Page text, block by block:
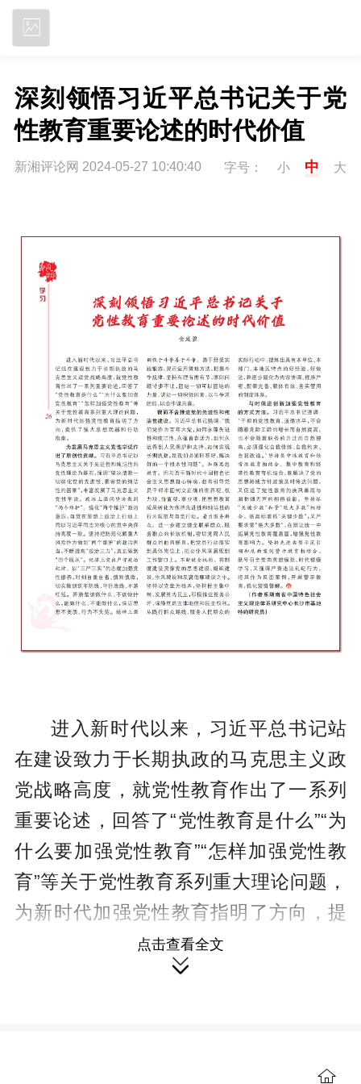
深刻领悟习近平总书记关于党
性教育重要论述的时代价值
新湘评论网 2024-05-27 10:40:40 字号： 小 中 大
进入新时代以来，习近平总书记站
在建设致力于长期执政的马克思主义政
党战略高度，就党性教育作出了一系列
重要论述，回答了“党性教育是什么”“为
什么要加强党性教育”“怎样加强党性教
育”等关于党性教育系列重大理论问题，
为新时代加强党性教育指明了方向，提
供了强大思想武器和行动指南。
石，强调“坚决清除一切弱化党的先进
点击查看全文
